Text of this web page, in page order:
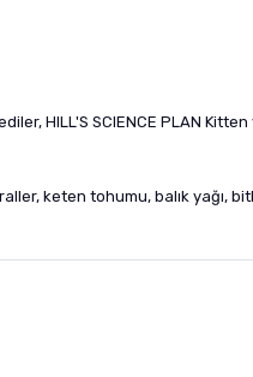
HILL'S SCIENCE PLAN Kitten
keten tohumu, balık yağı,